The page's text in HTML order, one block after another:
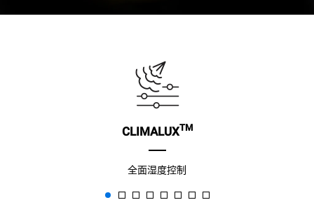
CLIMALUXTM
全面湿度控制